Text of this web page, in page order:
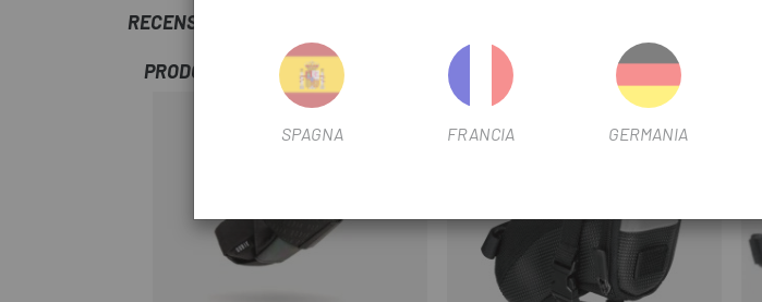
RECENSIONI TRUSTED SHOPS
PRODOTTI SIMILI
-10%
SPAGNA FRANCIA GERMANIA